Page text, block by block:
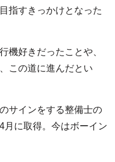
指すきっかけとなった
機好きだったことや、
この道に進んだとい
サインをする整備士の
月に取得。今はボーイン